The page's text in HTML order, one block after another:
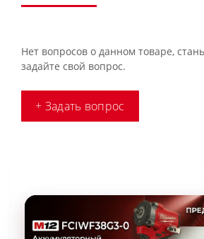
Нет вопросов о данном товаре,
задайте свой вопрос.
+ Задать вопрос